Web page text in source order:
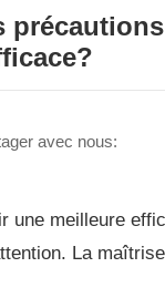
avec nous:
une meilleure
La